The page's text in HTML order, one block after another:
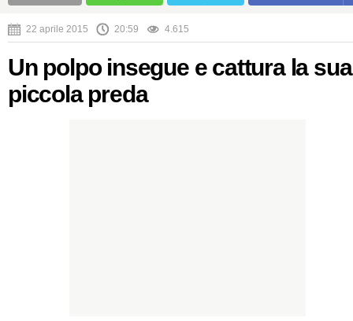
22 aprile 2015 20:59 4.615
Un polpo insegue e cattura la sua
piccola preda